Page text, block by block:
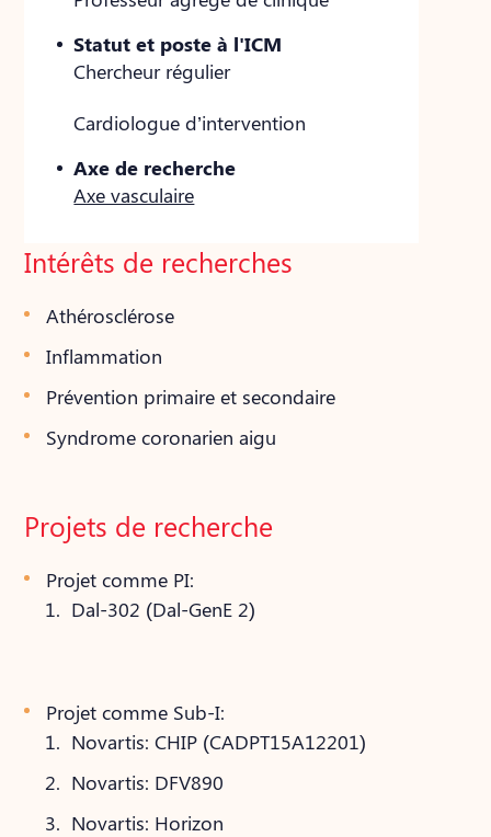
Statut et poste à l'ICM
Chercheur régulier
Cardiologue d’intervention
Axe de recherche
Axe vasculaire
Intérêts de recherches
Athérosclérose
Inflammation
Prévention primaire et secondaire
Syndrome coronarien aigu
Projets de recherche
Projet comme PI:
Dal-302 (Dal-GenE 2)
Projet comme Sub-I:
Novartis: CHIP (CADPT15A12201)
Novartis: DFV890
Novartis: Horizon